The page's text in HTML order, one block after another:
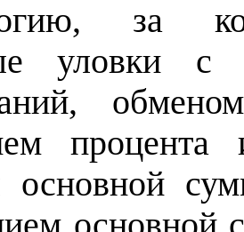
за
уловки с
основной